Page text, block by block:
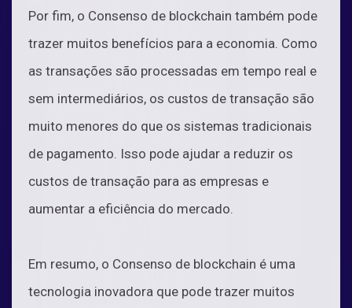
Por fim, o Consenso de blockchain também pode
trazer muitos benefícios para a economia. Como
as transações são processadas em tempo real e
sem intermediários, os custos de transação são
muito menores do que os sistemas tradicionais
de pagamento. Isso pode ajudar a reduzir os
custos de transação para as empresas e
aumentar a eficiência do mercado.
Em resumo, o Consenso de blockchain é uma
tecnologia inovadora que pode trazer muitos